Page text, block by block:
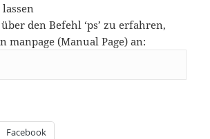
den Befehl ‘ps’ zu erfahren,
manpage (Manual Page) an:
Facebook